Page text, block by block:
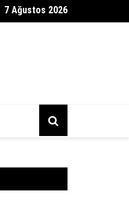
7 Ağustos 2026